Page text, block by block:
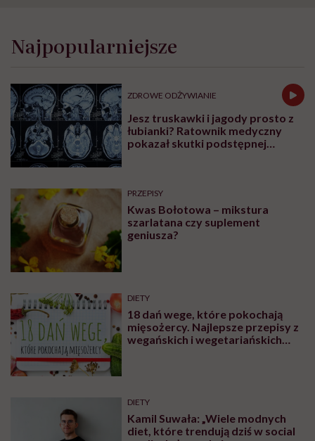
Najpopularniejsze
ZDROWE ODŻYWIANIE
Jesz truskawki i jagody prosto z
łubianki? Ratownik medyczny
pokazał skutki podstępnej
PRZEPISY
Kwas Bołotowa – mikstura
szarlatana czy suplement
geniusza?
DIETY
18 dań wege, które pokochają
mięsożercy. Najlepsze przepisy z
wegańskich i wegetariańskich
DIETY
Kamil Suwała: „Wiele modnych
diet, które trendują dziś w social